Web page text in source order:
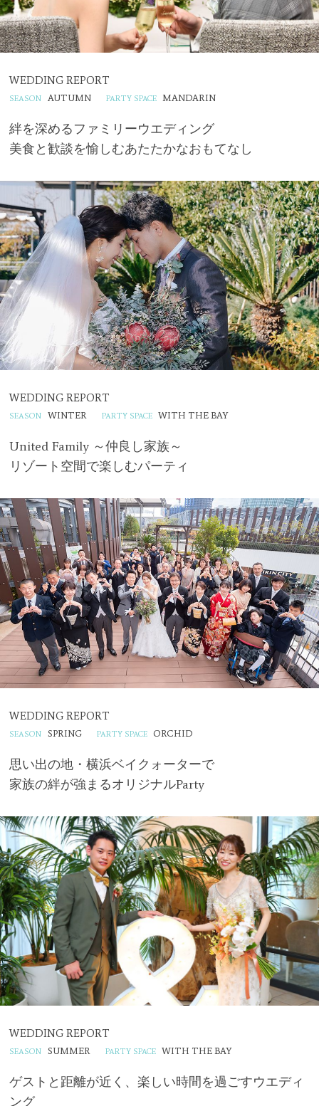
WEDDING REPORT
AUTUMN MANDARIN
絆を深めるファミリーウエディング
美食と歓談を愉しむあたたかなおもてなし
WEDDING REPORT
WINTER WITH THE BAY
United Family ～仲良し家族～
リゾート空間で楽しむパーティ
WEDDING REPORT
SPRING ORCHID
思い出の地・横浜ベイクォーターで
家族の絆が強まるオリジナルParty
WEDDING REPORT
SUMMER WITH THE BAY
ゲストと距離が近く、楽しい時間を過ごすウエディ
ング